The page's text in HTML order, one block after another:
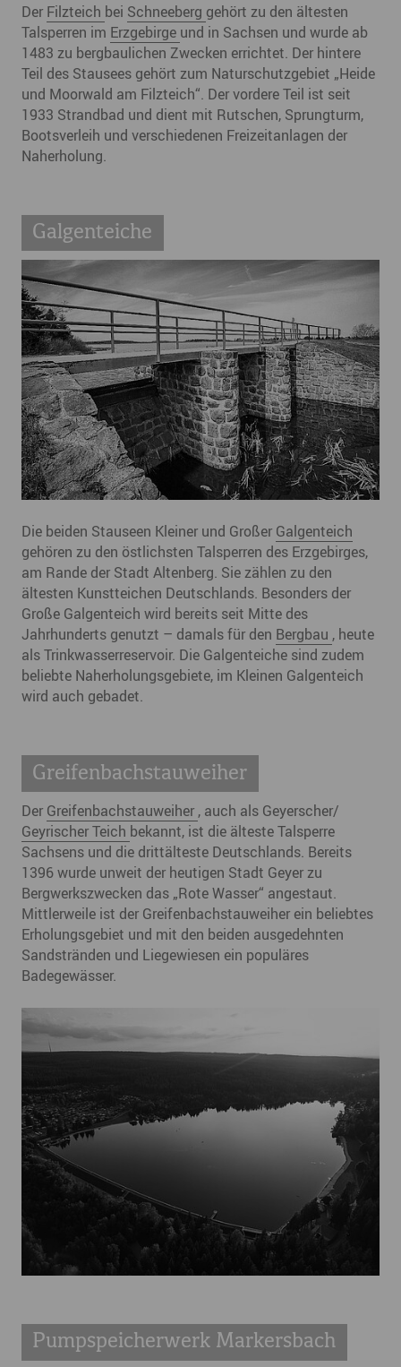
Der Filzteich bei Schneeberg gehört zu den ältesten
Talsperren im Erzgebirge und in Sachsen und wurde ab
1483 zu bergbaulichen Zwecken errichtet. Der hintere
Teil des Stausees gehört zum Naturschutzgebiet „Heide
und Moorwald am Filzteich“. Der vordere Teil ist seit
1933 Strandbad und dient mit Rutschen, Sprungturm,
Bootsverleih und verschiedenen Freizeitanlagen der
Naherholung.
Galgenteiche
Die beiden Stauseen Kleiner und Großer Galgenteich
gehören zu den östlichsten Talsperren des Erzgebirges,
am Rande der Stadt Altenberg. Sie zählen zu den
ältesten Kunstteichen Deutschlands. Besonders der
Große Galgenteich wird bereits seit Mitte des
Jahrhunderts genutzt – damals für den Bergbau , heute
als Trinkwasserreservoir. Die Galgenteiche sind zudem
beliebte Naherholungsgebiete, im Kleinen Galgenteich
wird auch gebadet.
Greifenbachstauweiher
Der Greifenbachstauweiher , auch als Geyerscher/
Geyrischer Teich bekannt, ist die älteste Talsperre
Sachsens und die drittälteste Deutschlands. Bereits
1396 wurde unweit der heutigen Stadt Geyer zu
Bergwerkszwecken das „Rote Wasser“ angestaut.
Mittlerweile ist der Greifenbachstauweiher ein beliebtes
Erholungsgebiet und mit den beiden ausgedehnten
Sandstränden und Liegewiesen ein populäres
Badegewässer.
Pumpspeicherwerk Markersbach